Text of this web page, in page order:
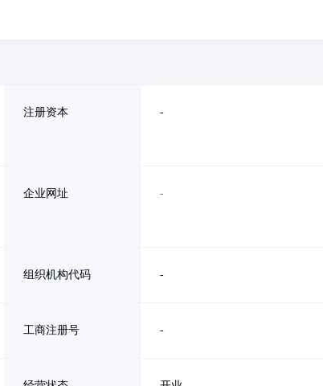
注册资本 -
企业网址 -
组织机构代码 -
工商注册号 -